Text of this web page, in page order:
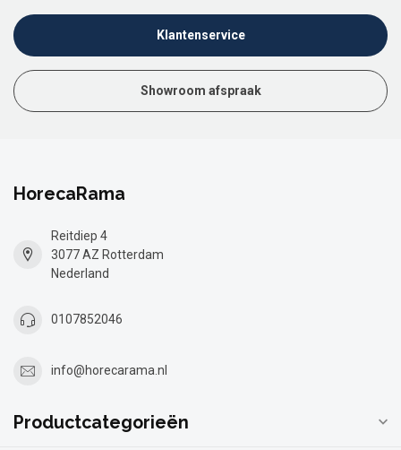
Klantenservice
Showroom afspraak
HorecaRama
Reitdiep 4
3077 AZ Rotterdam
Nederland
0107852046
info@horecarama.nl
Productcategorieën